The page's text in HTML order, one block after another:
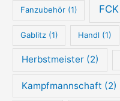
Fanzubehör(1) FCK
Gablitz(1) Handl (1)
Herbstmeister(2)
Kampfmannschaft (2)